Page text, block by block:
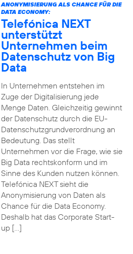
ANONYMISIERUNG ALS CHANCE FÜR DIE
DATA ECONOMY:
Telefónica NEXT
unterstützt
Unternehmen beim
Datenschutz von Big
Data
In Unternehmen entstehen im
Zuge der Digitalisierung jede
Menge Daten. Gleichzeitig gewinnt
der Datenschutz durch die EU-
Datenschutzgrundverordnung an
Bedeutung. Das stellt
Unternehmen vor die Frage, wie sie
Big Data rechtskonform und im
Sinne des Kunden nutzen können.
Telefónica NEXT sieht die
Anonymisierung von Daten als
Chance für die Data Economy.
Deshalb hat das Corporate Start-
up […]